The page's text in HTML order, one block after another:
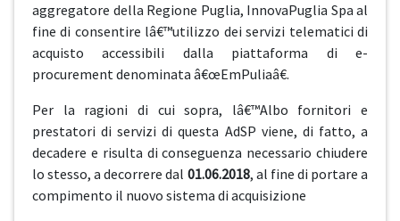
aggregatore della Regione Puglia, InnovaPuglia Spa al
fine di consentire lâ€™utilizzo dei servizi telematici di
acquisto accessibili dalla piattaforma di e-
procurement denominata â€œEmPuliaâ€.
Per la ragioni di cui sopra, lâ€™Albo fornitori e
prestatori di servizi di questa AdSP viene, di fatto, a
decadere e risulta di conseguenza necessario chiudere
lo stesso, a decorrere dal 01.06.2018, al fine di portare a
compimento il nuovo sistema di acquisizione